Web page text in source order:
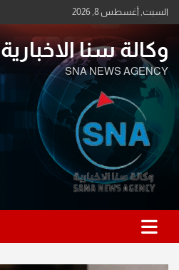
Skip
to
السبت, أغسطس 8, 2026
وكالة سنا الاخبارية
SNA NEWS AGENCY